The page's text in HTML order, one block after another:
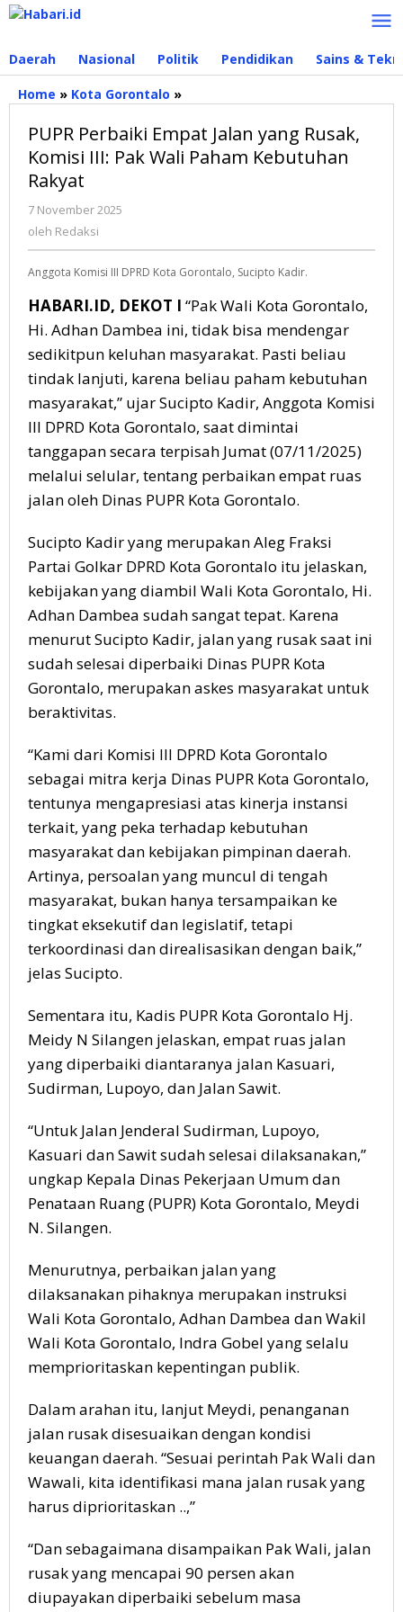
Lewati
Daerah Nasional Politik Pendidikan Sains &
Home » Kota Gorontalo »
Empat
Jalan
yang
Pak
Wali
Kebutuhan
Rakyat
PUPR Perbaiki Empat Jalan yang Rusak,
Komisi III: Pak Wali Paham Kebutuhan
Rakyat
7 November 2025
oleh Redaksi
Anggota Komisi III DPRD Kota Gorontalo, Sucipto Kadir.
HABARI.ID, DEKOT I “Pak Wali Kota Gorontalo,
Hi. Adhan Dambea ini, tidak bisa mendengar
sedikitpun keluhan masyarakat. Pasti beliau
tindak lanjuti, karena beliau paham kebutuhan
masyarakat,” ujar Sucipto Kadir, Anggota Komisi
III DPRD Kota Gorontalo, saat dimintai
tanggapan secara terpisah Jumat (07/11/2025)
melalui selular, tentang perbaikan empat ruas
jalan oleh Dinas PUPR Kota Gorontalo.
Sucipto Kadir yang merupakan Aleg Fraksi
Partai Golkar DPRD Kota Gorontalo itu jelaskan,
kebijakan yang diambil Wali Kota Gorontalo, Hi.
Adhan Dambea sudah sangat tepat. Karena
menurut Sucipto Kadir, jalan yang rusak saat ini
sudah selesai diperbaiki Dinas PUPR Kota
Gorontalo, merupakan askes masyarakat untuk
beraktivitas.
“Kami dari Komisi III DPRD Kota Gorontalo
sebagai mitra kerja Dinas PUPR Kota Gorontalo,
tentunya mengapresiasi atas kinerja instansi
terkait, yang peka terhadap kebutuhan
masyarakat dan kebijakan pimpinan daerah.
Artinya, persoalan yang muncul di tengah
masyarakat, bukan hanya tersampaikan ke
tingkat eksekutif dan legislatif, tetapi
terkoordinasi dan direalisasikan dengan baik,”
jelas Sucipto.
Sementara itu, Kadis PUPR Kota Gorontalo Hj.
Meidy N Silangen jelaskan, empat ruas jalan
yang diperbaiki diantaranya jalan Kasuari,
Sudirman, Lupoyo, dan Jalan Sawit.
“Untuk Jalan Jenderal Sudirman, Lupoyo,
Kasuari dan Sawit sudah selesai dilaksanakan,”
ungkap Kepala Dinas Pekerjaan Umum dan
Penataan Ruang (PUPR) Kota Gorontalo, Meydi
N. Silangen.
Menurutnya, perbaikan jalan yang
dilaksanakan pihaknya merupakan instruksi
Wali Kota Gorontalo, Adhan Dambea dan Wakil
Wali Kota Gorontalo, Indra Gobel yang selalu
memprioritaskan kepentingan publik.
Dalam arahan itu, lanjut Meydi, penanganan
jalan rusak disesuaikan dengan kondisi
keuangan daerah. “Sesuai perintah Pak Wali dan
Wawali, kita identifikasi mana jalan rusak yang
harus diprioritaskan ..,”
“Dan sebagaimana disampaikan Pak Wali, jalan
rusak yang mencapai 90 persen akan
diupayakan diperbaiki sebelum masa